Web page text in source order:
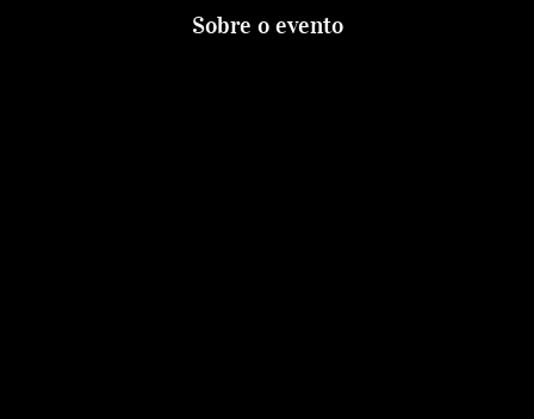
Sobre o evento